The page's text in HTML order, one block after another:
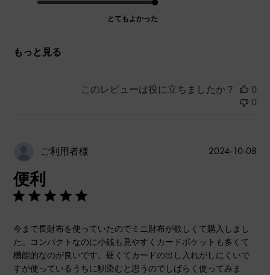
とてもよかった
もっと見る
このレビューは役に立ちましたか？
0
0
ご利用者様
便利
今まで長財布を使っていたのでミニ財布が欲しくて購入しまし
た。コンパクトなのに小銭も見やすくカードポケットも多くて
機能的なのが良いです。硬くてカードの出し入れがしにくいで
すが使っているうちに馴染むと思うのでしばらく使ってみま
公
2024-10-08